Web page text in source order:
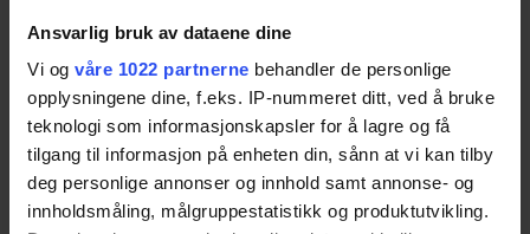
Ansvarlig bruk av dataene dine
Vi og våre 1022 partnerne behandler de personlige
opplysningene dine, f.eks. IP-nummeret ditt, ved å bruke
teknologi som informasjonskapsler for å lagre og få
tilgang til informasjon på enheten din, sånn at vi kan tilby
deg personlige annonser og innhold samt annonse- og
innholdsmåling, målgruppestatistikk og produktutvikling.
70
Lumonite Compass R
Resultatet er basert på1test.Pris fra295,-
Pris fra295,-